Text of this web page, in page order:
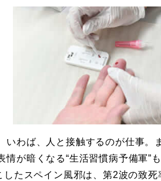
わば、人と接触するのが仕事。
が暗くなる“生活習慣病予備軍”
たスペイン風邪は、第2波の致死